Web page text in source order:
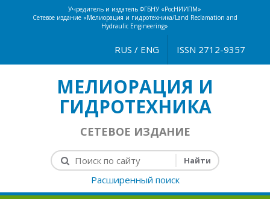
Учредитель и издатель ФГБНУ «РосНИИПМ»
Сетевое издание «Мелиорация и гидротехника/Land Reclamation and
Hydraulic Engineering»
ISSN 2712-9357
RUS / ENG
МЕЛИОРАЦИЯ И
ГИДРОТЕХНИКА
СЕТЕВОЕ ИЗДАНИЕ
Расширенный поиск